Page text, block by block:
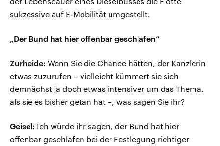
sukzessive auf E-Mobilität umgestellt.
„Der Bund hat hier offenbar geschlafen“
Zurheide: Wenn Sie die Chance hätten, der Kanzlerin
etwas zuzurufen – vielleicht kümmert sie sich
demnächst ja doch etwas intensiver um das Thema,
als sie es bisher getan hat –, was sagen Sie ihr?
Geisel: Ich würde ihr sagen, der Bund hat hier
offenbar geschlafen bei der Festlegung richtiger